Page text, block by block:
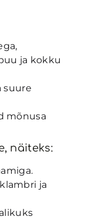
ja kokku
suure
mõnusa
näiteks:
ja